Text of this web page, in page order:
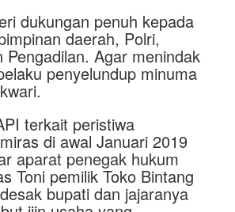
dukungan penuh kepada
daerah, Polri,
Pengadilan. Agar menindak
penyelundup minuma
terkait peristiwa
di awal Januari 2019
aparat penegak hukum
Toni pemilik Toko Bintang
bupati dan jajaranya